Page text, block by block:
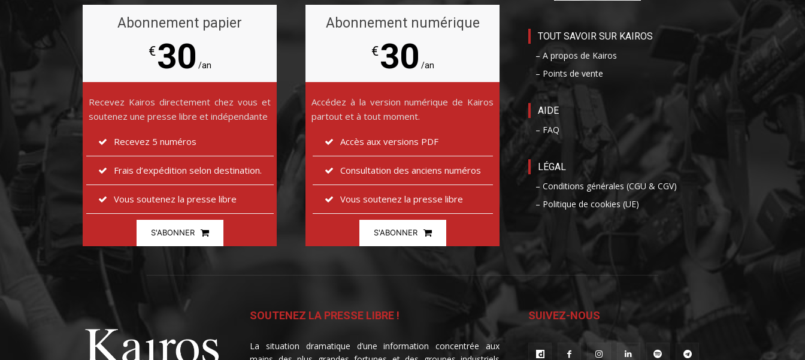
Abonnement papier
€30 /an
Recevez Kairos directement chez vous et
soutenez une presse libre et indépendante
Recevez 5 numéros
Frais d’expédition selon destination.
Vous soutenez la presse libre
S'ABONNER
Abonnement numérique
€30 /an
Accédez à la version numérique de Kairos
partout et à tout moment.
Accès aux versions PDF
Consultation des anciens numéros
Vous soutenez la presse libre
S'ABONNER
TOUT SAVOIR SUR KAIROS
– A propos de Kairos
– Points de vente
AIDE
– FAQ
LÉGAL
– Conditions générales (CGU & CGV)
– Politique de cookies (UE)
SOUTENEZ LA PRESSE LIBRE !
La situation dramatique d’une information concentrée aux
SUIVEZ-NOUS